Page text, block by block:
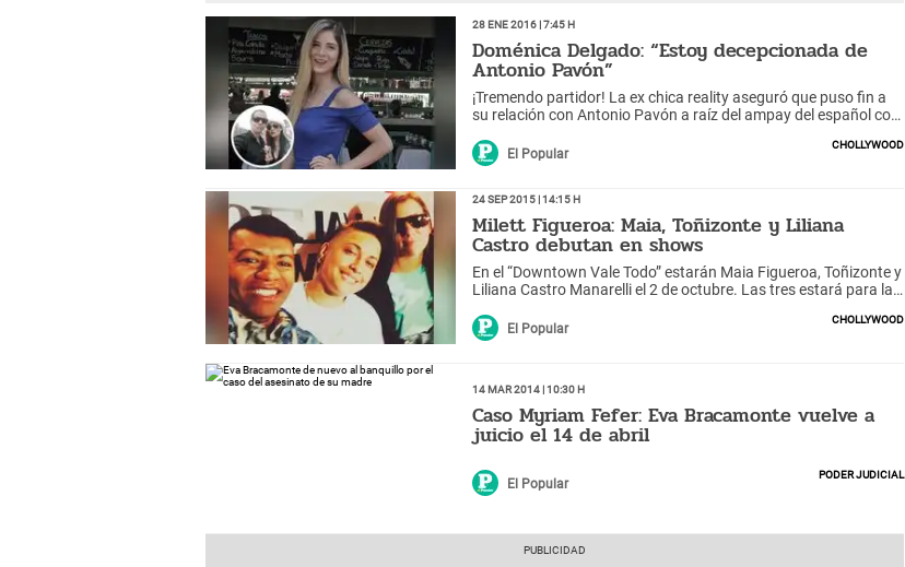
28 Ene 2016 | 7:45 h
Doménica Delgado: “Estoy decepcionada de
Antonio Pavón”
¡Tremendo partidor! La ex chica reality aseguró que puso fin a
su relación con Antonio Pavón a raíz del ampay del español con
El Popular
Chollywood
24 Sep 2015 | 14:15 h
Milett Figueroa: Maia, Toñizonte y Liliana
Castro debutan en shows
En el “Downtown Vale Todo” estarán Maia Figueroa, Toñizonte y
Liliana Castro Manarelli el 2 de octubre. Las tres estará para la
El Popular
Chollywood
14 Mar 2014 | 10:30 h
Caso Myriam Fefer: Eva Bracamonte vuelve a
juicio el 14 de abril
El Popular
Poder Judicial